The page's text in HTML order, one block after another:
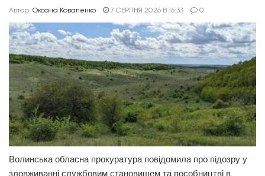
Автор: Оксана Коваленко 7 СЕРПНЯ 2026 В 16:33 0
Волинська обласна прокуратура повідомила про підозру у
зловживанні службовим становищем та пособництві в